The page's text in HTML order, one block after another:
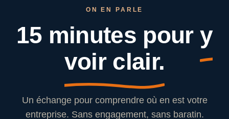
ON EN PARLE
15 minutes pour y
voir clair.
Un échange pour comprendre où en est votre
entreprise. Sans engagement, sans baratin.